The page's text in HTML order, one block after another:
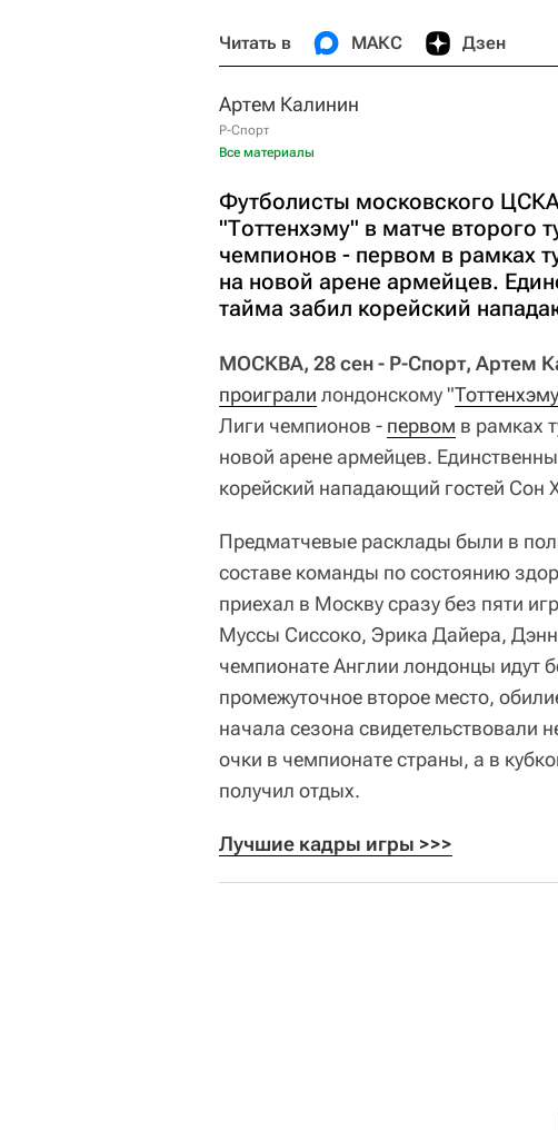
Читать в МАКС Дзен
Артем Калинин
Р-Спорт
Все материалы
Футболисты московского
"Тоттенхэму" в матче второго
чемпионов - первом в рамках
на новой арене армейцев.
тайма забил корейский
МОСКВА, 28 сен - Р-Спорт, Артем
проиграли лондонскому "Тоттенхэму
Лиги чемпионов - первом в рамках
новой арене армейцев.
корейский нападающий гостей Сон
Предматчевые расклады были в
составе команды по состоянию
приехал в Москву сразу без пяти
Муссы Сиссоко, Эрика Дайера,
чемпионате Англии лондонцы идут
промежуточное второе место,
начала сезона свидетельствовали
очки в чемпионате страны, а в
получил отдых.
Лучшие кадры игры >>>